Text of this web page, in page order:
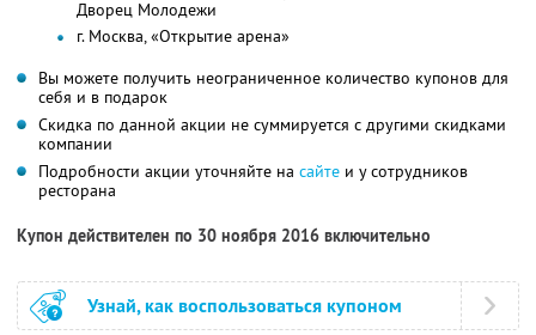
Дворец Молодежи
г. Москва, «Открытие арена»
Вы можете получить неограниченное количество купонов для
себя и в подарок
Скидка по данной акции не суммируется с другими скидками
компании
Подробности акции уточняйте на сайте и у сотрудников
ресторана
Купон действителен по 30 ноября 2016 включительно
Узнай, как воспользоваться купоном